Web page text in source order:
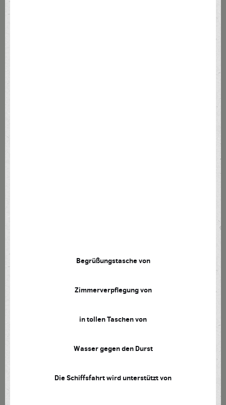
Begrüßungstasche von
Zimmerverpflegung von
in tollen Taschen von
Wasser gegen den Durst
Die Schiffsfahrt wird unterstützt von